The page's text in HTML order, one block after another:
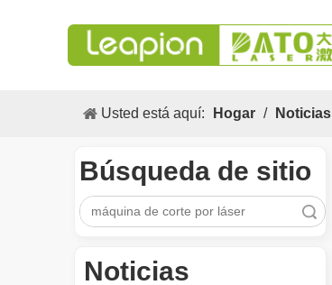
Usted está aquí: Hogar / Noticias
Búsqueda de sitio
Búsqueda
Noticias